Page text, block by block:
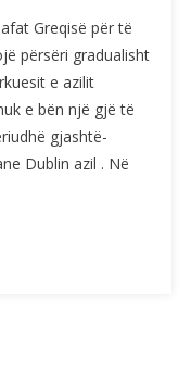
Greqisë për të
përsëri gradualisht
e azilit
e bën një gjë të
gjashtë-
Dublin azil . Në